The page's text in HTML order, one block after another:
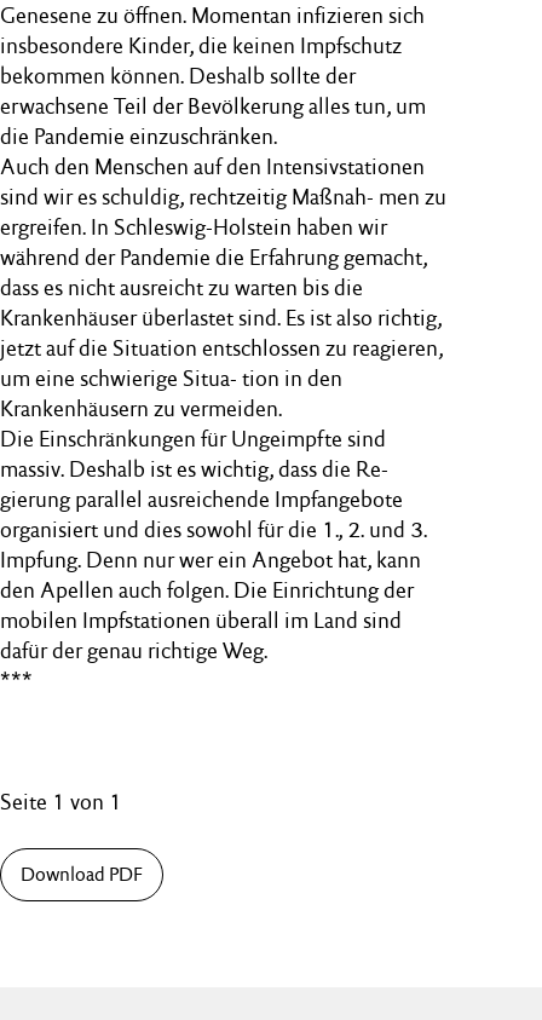
Genesene zu öffnen. Momentan infizieren sich
insbesondere Kinder, die keinen Impfschutz
bekommen können. Deshalb sollte der
erwachsene Teil der Bevölkerung alles tun, um
die Pandemie einzuschränken.
Auch den Menschen auf den Intensivstationen
sind wir es schuldig, rechtzeitig Maßnah- men zu
ergreifen. In Schleswig-Holstein haben wir
während der Pandemie die Erfahrung gemacht,
dass es nicht ausreicht zu warten bis die
Krankenhäuser überlastet sind. Es ist also richtig,
jetzt auf die Situation entschlossen zu reagieren,
um eine schwierige Situa- tion in den
Krankenhäusern zu vermeiden.
Die Einschränkungen für Ungeimpfte sind
massiv. Deshalb ist es wichtig, dass die Re-
gierung parallel ausreichende Impfangebote
organisiert und dies sowohl für die 1., 2. und 3.
Impfung. Denn nur wer ein Angebot hat, kann
den Apellen auch folgen. Die Einrichtung der
mobilen Impfstationen überall im Land sind
dafür der genau richtige Weg.
***
Seite 1 von 1
Download PDF